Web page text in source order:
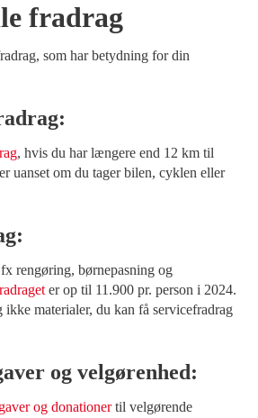
fradrag
som har betydning for din
, hvis du har længere end 12 km til
uanset om du tager bilen, cyklen eller
rengøring, børnepasning og
er op til 11.900 pr. person i 2024.
materialer, du kan få servicefradrag
og velgørenhed:
og donationertil velgørende